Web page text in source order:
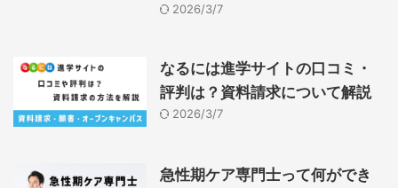
2026/3/7
なるには進学サイトの口コミ・
評判は？資料請求について解説
2026/3/7
急性期ケア専門士って何ができ